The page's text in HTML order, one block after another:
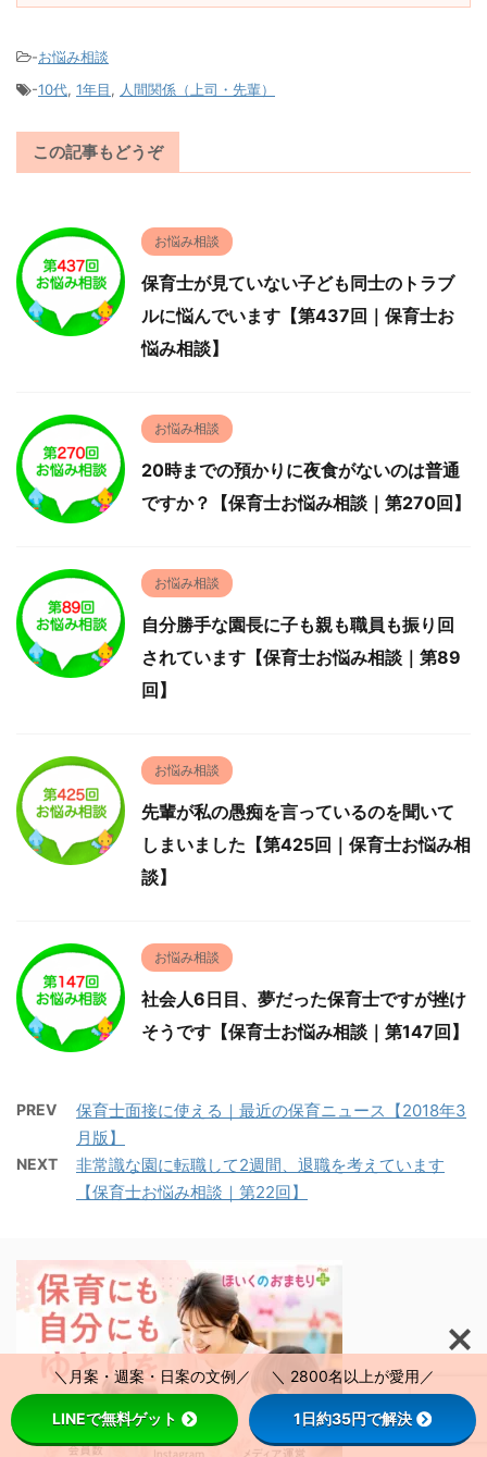
-お悩み相談
-10代, 1年目, 人間関係（上司・先輩）
この記事もどうぞ
お悩み相談
保育士が見ていない子ども同士のトラブ
ルに悩んでいます【第437回｜保育士お
悩み相談】
お悩み相談
20時までの預かりに夜食がないのは普通
ですか？【保育士お悩み相談｜第270回】
お悩み相談
自分勝手な園長に子も親も職員も振り回
されています【保育士お悩み相談｜第89
回】
お悩み相談
先輩が私の愚痴を言っているのを聞いて
しまいました【第425回｜保育士お悩み相
談】
お悩み相談
社会人6日目、夢だった保育士ですが挫け
そうです【保育士お悩み相談｜第147回】
PREV
保育士面接に使える｜最近の保育ニュース【2018年3
月版】
NEXT
非常識な園に転職して2週間、退職を考えています
【保育士お悩み相談｜第22回】
＼月案・週案・日案の文例／ ＼ 2800名以上が愛用／
LINEで無料ゲット 1日約35円で解決